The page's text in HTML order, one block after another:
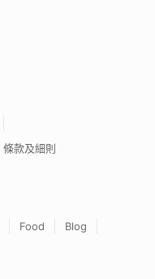
條款及細則
Food
Blog